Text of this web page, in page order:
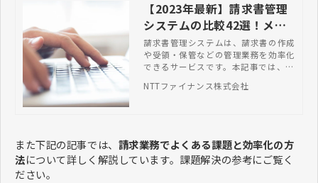
【2023年最新】請求書管理
システムの比較42選！メリ
ットや選び方も紹介
請求書管理システムは、請求書の作成
や受領・保管などの管理業務を効率化
できるサービスです。本記事では、お
リット、失敗しない選び方などを解説
NTTファイナンス株式会社
また下記の記事では、 請求業務でよくある課題と効率化の方
法について詳しく解説しています。課題解決の参考にご覧く
ださい。